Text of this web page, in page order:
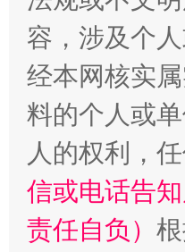
容，涉及个
经本网核实
料的个人或
人的权利，
信或电话告
责任自负）